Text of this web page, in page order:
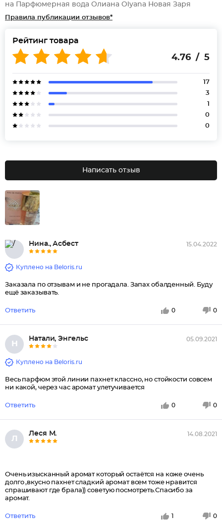
на Парфюмерная вода Олиана Olyana Новая Заря
Правила публикации отзывов*
Рейтинг товара
4.76 / 5
17
3
1
0
0
Написать отзыв
Нина., Асбест 15.04.2022
Куплено на Beloris.ru
Заказала по отзывам и не прогадала. Запах обалденный. Буду
ещё заказывать.
Ответить 0 0
Н
Натали, Энгельс 05.09.2021
Куплено на Beloris.ru
Весь парфюм этой линии пахнет классно, но стойкости совсем
ни какой, через час аромат улетучивается
Ответить 0 0
Л
Леся М. 14.08.2021
Очень изысканный аромат который остаётся на коже очень
долго ,вкусно пахнет сладкий аромат всем тоже нравится
спрашивают где брала)) советую посмотреть.Спасибо за
аромат.
Ответить 1 0